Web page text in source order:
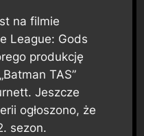
na filmie
League: Gods
produkcję
TAS”
Jeszcze
ogłoszono, że
sezon.